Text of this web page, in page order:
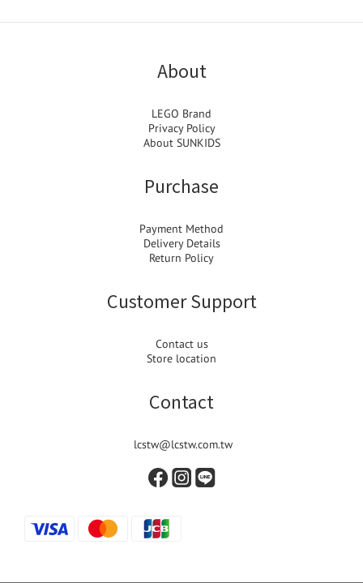
About
LEGO Brand
Privacy Policy
About SUNKIDS
Purchase
Payment Method
Delivery Details
Return Policy
Customer Support
Contact us
Store location
Contact
lcstw@lcstw.com.tw